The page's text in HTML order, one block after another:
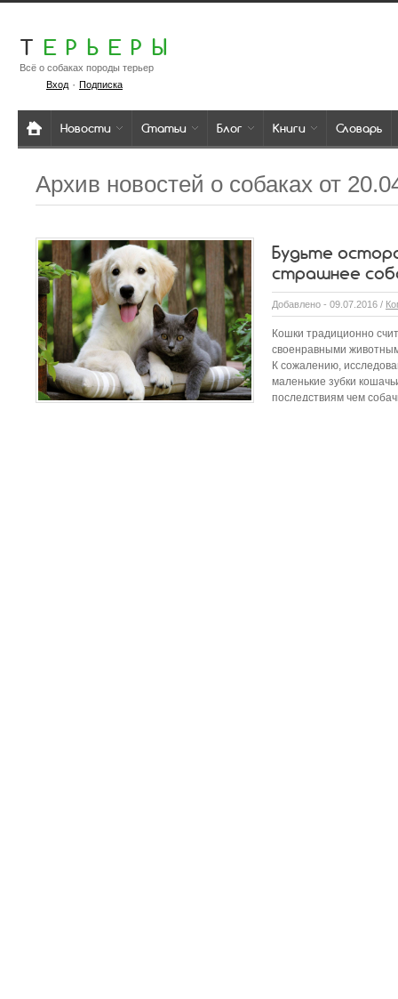
Т ЕРЬЕРЫ
Всё о собаках породы терьер
Вход· Подписка
Новости Статьи Блог Книги Словарь
Архив новостей о собаках от
Будьте
страшнее
Добавлено - 09.07.2016 /
Кошки традиционно
своенравными
К сожалению,
маленькие зубки
последствиям чем